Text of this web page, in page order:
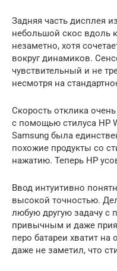
Задняя часть дисплея
небольшой скос вдоль
незаметно, хотя
вокруг динамиков.
чувствительный и не
несмотря на
Скорость отклика
с помощью стилуса HP
Samsung была
похожие продукты со
нажатию. Теперь HP
Ввод интуитивно
высокой точностью.
любую другую задачу с
привычным и даже
перо батареи хватит
даже не заметил, что